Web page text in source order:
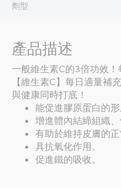
劑型
產品描述
一般維生素C的3倍功效！
【維生素C】每日適量補
與健康同時打底！
能促進膠原蛋白的形
增進體內結締組織、
有助於維持皮膚的正
具抗氧化作用。
促進鐵的吸收。